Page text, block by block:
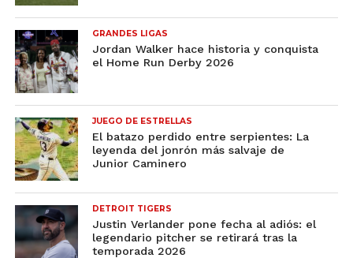
GRANDES LIGAS
Jordan Walker hace historia y conquista
el Home Run Derby 2026
JUEGO DE ESTRELLAS
El batazo perdido entre serpientes: La
leyenda del jonrón más salvaje de
Junior Caminero
DETROIT TIGERS
Justin Verlander pone fecha al adiós: el
legendario pitcher se retirará tras la
temporada 2026